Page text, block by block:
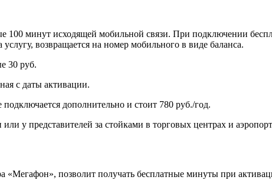
100 минут исходящей мобильной связи. При подключении
возвращается на номер мобильного в виде баланса.
30 руб.
с даты активации.
дополнительно и стоит 780 руб./год.
у представителей за стойками в торговых центрах и
«Мегафон», позволит получать бесплатные минуты при